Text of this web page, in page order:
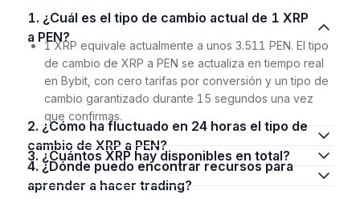
1. ¿Cuál es el tipo de cambio actual de 1 XRP
a PEN?
1 XRP equivale actualmente a unos 3.511 PEN. El tipo
de cambio de XRP a PEN se actualiza en tiempo real
en Bybit, con cero tarifas por conversión y un tipo de
cambio garantizado durante 15 segundos una vez
que confirmas.
2. ¿Cómo ha fluctuado en 24 horas el tipo de
cambio de XRP a PEN?
3. ¿Cuántos XRP hay disponibles en total?
4. ¿Dónde puedo encontrar recursos para
aprender a hacer trading?